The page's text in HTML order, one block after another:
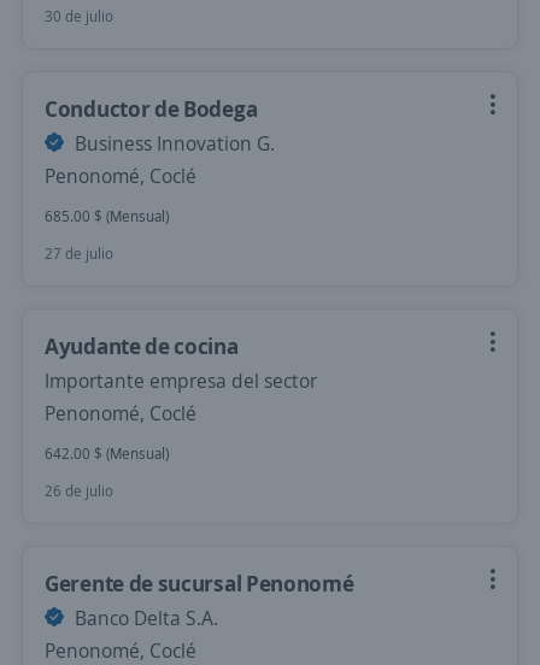
30 de julio
Conductor de Bodega
Business Innovation G.
Penonomé, Coclé
685.00 $ (Mensual)
27 de julio
Ayudante de cocina
Importante empresa del sector
Penonomé, Coclé
642.00 $ (Mensual)
26 de julio
Gerente de sucursal Penonomé
Banco Delta S.A.
Penonomé, Coclé